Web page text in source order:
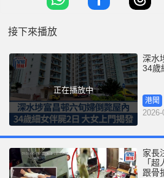
歲大女則已遷出 。 大女於上周
接下來播放
正在播放中
深水
34歲
港聞
家長
「超人迪
跟骨